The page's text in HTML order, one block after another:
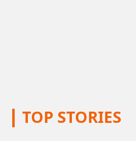
TOP STORIES